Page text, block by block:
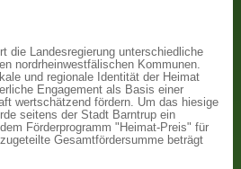
die Landesregierung unterschiedliche
nordrheinwestfälischen Kommunen.
und regionale Identität der Heimat
Engagement als Basis einer
wertschätzend fördern. Um das hiesige
seitens der Stadt Barntrup ein
Förderprogramm "Heimat-Preis" für
Gesamtfördersumme beträgt